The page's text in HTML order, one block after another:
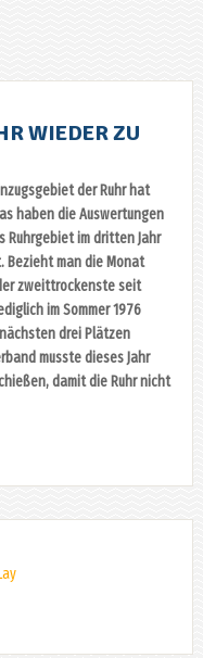
WIEDER ZU
der Ruhr hat
haben die Auswertungen
Ruhrgebiet im dritten Jahr
Bezieht man die Monat
zweittrockenste seit
im Sommer 1976
drei Plätzen
musste dieses Jahr
damit die Ruhr nicht